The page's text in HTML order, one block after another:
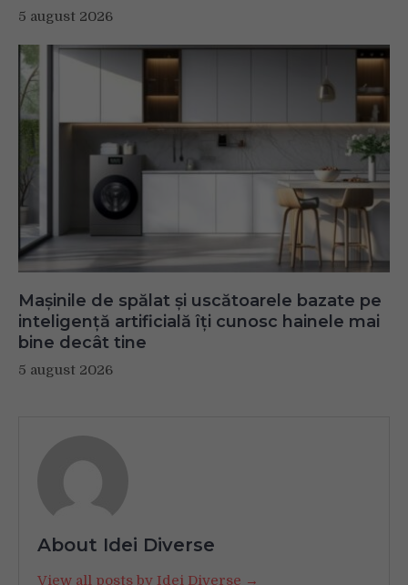
5 august 2026
Mașinile de spălat și uscătoarele bazate pe
inteligență artificială îți cunosc hainele mai
bine decât tine
5 august 2026
About Idei Diverse
View all posts by Idei Diverse →